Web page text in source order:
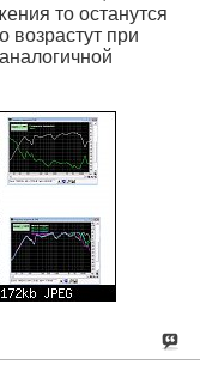
то останутся
возрастут при